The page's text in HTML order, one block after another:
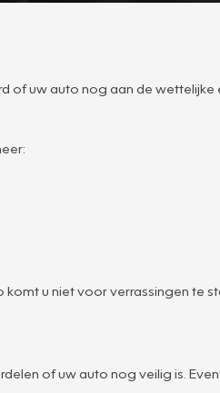
of uw auto nog aan de wettelijke
u niet voor verrassingen te
of uw auto nog veilig is.